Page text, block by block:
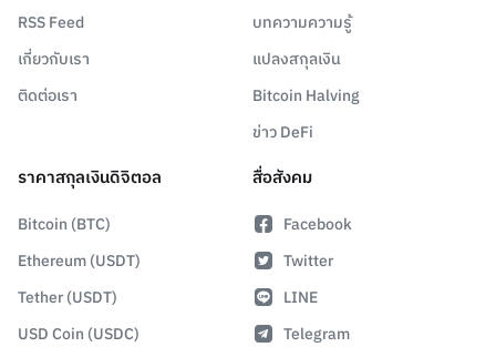
RSS Feed
เกี่ยวกับเรา
ติดต่อเรา
บทความความรู้
แปลงสกุลเงิน
Bitcoin Halving
ข่าว DeFi
ราคาสกุลเงินดิจิตอล
Bitcoin (BTC)
Ethereum (USDT)
Tether (USDT)
USD Coin (USDC)
สื่อสังคม
Facebook
Twitter
LINE
Telegram